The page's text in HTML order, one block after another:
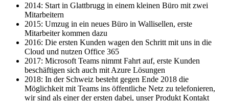
2014: Start in Glattbrugg in einem kleinen Büro mit zwei
Mitarbeitern
2015: Umzug in ein neues Büro in Wallisellen, erste
Mitarbeiter kommen dazu
2016: Die ersten Kunden wagen den Schritt mit uns in die
Cloud und nutzen Office 365
2017: Microsoft Teams nimmt Fahrt auf, erste Kunden
beschäftigen sich auch mit Azure Lösungen
2018: In der Schweiz besteht gegen Ende 2018 die
Möglichkeit mit Teams ins öffentliche Netz zu telefonieren,
wir sind als einer der ersten dabei, unser Produkt Kontakt